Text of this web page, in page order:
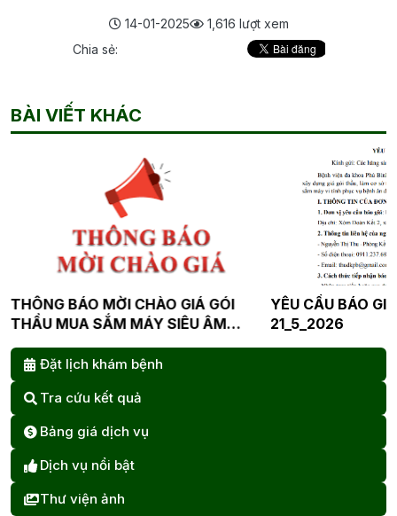
14-01-2025
1,616 lượt xem
Chia sẻ:
BÀI VIẾT KHÁC
YÊU CẦU BÁO GIÁ MÁY VI TÍNH
21_5_2026
YÊU CẦU
CLOUD VÀ
21_5_2026
Đặt lịch khám bệnh
Tra cứu kết quả
Bảng giá dịch vụ
Dịch vụ nổi bật
Thư viện ảnh